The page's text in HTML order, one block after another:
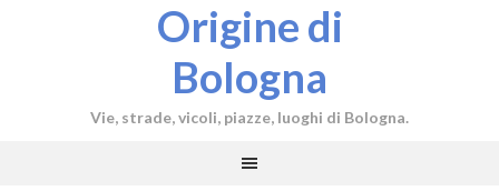
Origine di
Bologna
Vie, strade, vicoli, piazze, luoghi di Bologna.